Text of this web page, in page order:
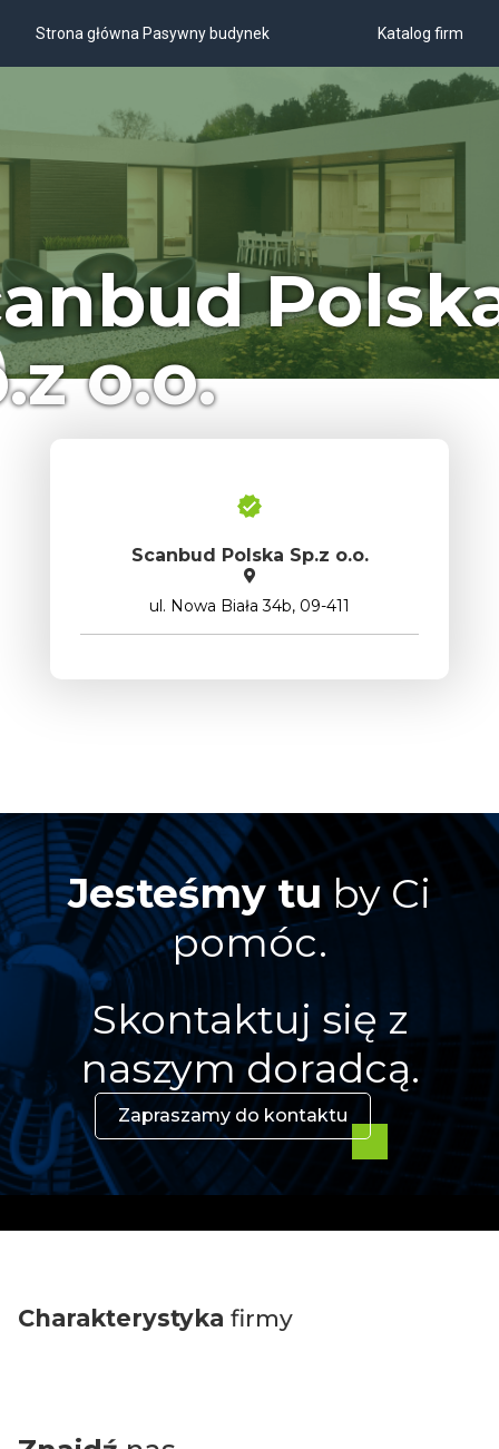
Strona główna Pasywny budynek Katalog firm
o.o.
Scanbud Polska Sp.z o.o.
ul. Nowa Biała 34b, 09-411
Jesteśmy tu by Ci
pomóc.
Skontaktuj się z
naszym doradcą.
Zapraszamy do kontaktu
Charakterystyka firmy